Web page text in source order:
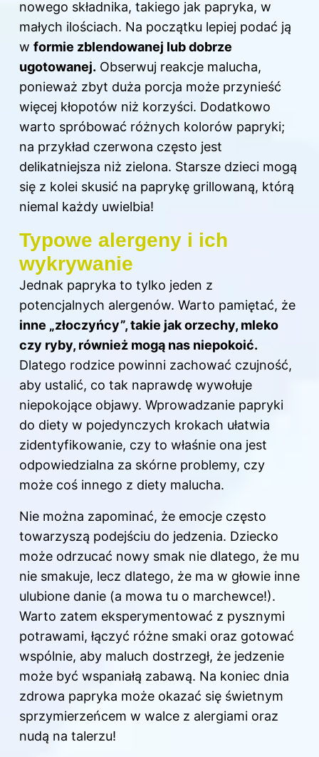
nowego składnika, takiego jak papryka, w
małych ilościach. Na początku lepiej podać ją
w formie zblendowanej lub dobrze
ugotowanej. Obserwuj reakcje malucha,
ponieważ zbyt duża porcja może przynieść
więcej kłopotów niż korzyści. Dodatkowo
warto spróbować różnych kolorów papryki;
na przykład czerwona często jest
delikatniejsza niż zielona. Starsze dzieci mogą
się z kolei skusić na paprykę grillowaną, którą
niemal każdy uwielbia!
Typowe alergeny i ich
wykrywanie
Jednak papryka to tylko jeden z
potencjalnych alergenów. Warto pamiętać, że
inne „złoczyńcy”, takie jak orzechy, mleko
czy ryby, również mogą nas niepokoić.
Dlatego rodzice powinni zachować czujność,
aby ustalić, co tak naprawdę wywołuje
niepokojące objawy. Wprowadzanie papryki
do diety w pojedynczych krokach ułatwia
zidentyfikowanie, czy to właśnie ona jest
odpowiedzialna za skórne problemy, czy
może coś innego z diety malucha.
Nie można zapominać, że emocje często
towarzyszą podejściu do jedzenia. Dziecko
może odrzucać nowy smak nie dlatego, że mu
nie smakuje, lecz dlatego, że ma w głowie inne
ulubione danie (a mowa tu o marchewce!).
Warto zatem eksperymentować z pysznymi
potrawami, łączyć różne smaki oraz gotować
wspólnie, aby maluch dostrzegł, że jedzenie
może być wspaniałą zabawą. Na koniec dnia
zdrowa papryka może okazać się świetnym
sprzymierzeńcem w walce z alergiami oraz
nudą na talerzu!